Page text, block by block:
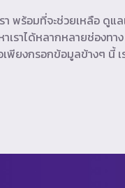
พร้อมที่จะช่วยเหลือ ดูแล
ราได้หลากหลายช่องทา
พียงกรอกข้อมูลข้างๆ นี้ เ